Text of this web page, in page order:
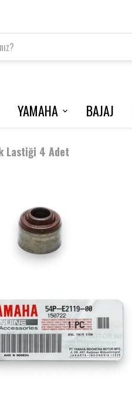
VELOCE 150
BLUEBERRY
YAMAHA BAJAJ
Lastiği 4 Adet